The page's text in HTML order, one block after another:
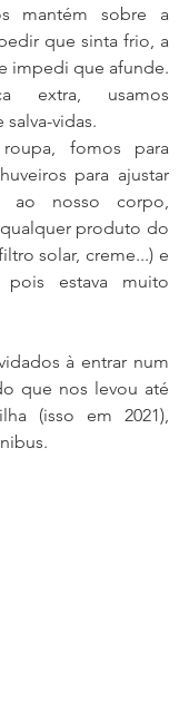
mantém sobre a
que sinta frio, a
impedi que afunde.
extra, usamos
vidas.
fomos para
para ajustar
ao nosso corpo,
produto do
solar, creme...) e
pois estava muito
à entrar num
que nos levou até
(isso em 2021),